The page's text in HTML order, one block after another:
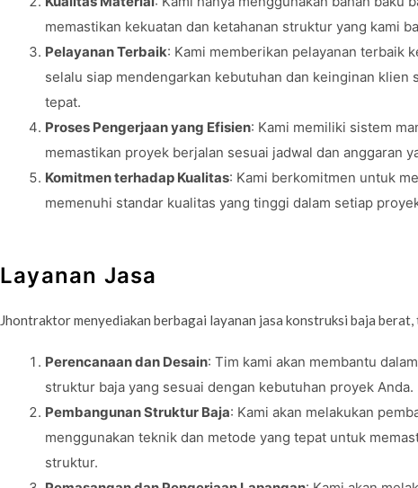
memastikan kekuatan dan ketahanan struktur yang kami
Pelayanan Terbaik: Kami memberikan pelayanan terbaik
selalu siap mendengarkan kebutuhan dan keinginan klien
tepat.
Proses Pengerjaan yang Efisien: Kami memiliki sistem
memastikan proyek berjalan sesuai jadwal dan anggaran
Komitmen terhadap Kualitas: Kami berkomitmen untuk
memenuhi standar kualitas yang tinggi dalam setiap
Layanan Jasa
Jhontraktor menyediakan berbagai layanan jasa konstruksi baja berat,
Perencanaan dan Desain: Tim kami akan membantu
struktur baja yang sesuai dengan kebutuhan proyek Anda.
Pembangunan Struktur Baja: Kami akan melakukan
menggunakan teknik dan metode yang tepat untuk
struktur.